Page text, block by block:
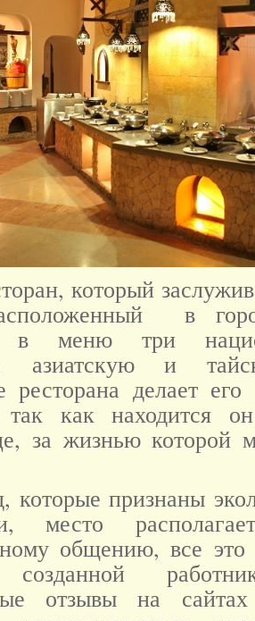
который
в
в меню три
азиатскую и
ресторана делает
так как находится
за жизнью которой
признаны
место
общению, все это
отзывы на